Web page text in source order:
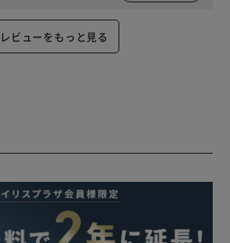
レビューをもっと見る